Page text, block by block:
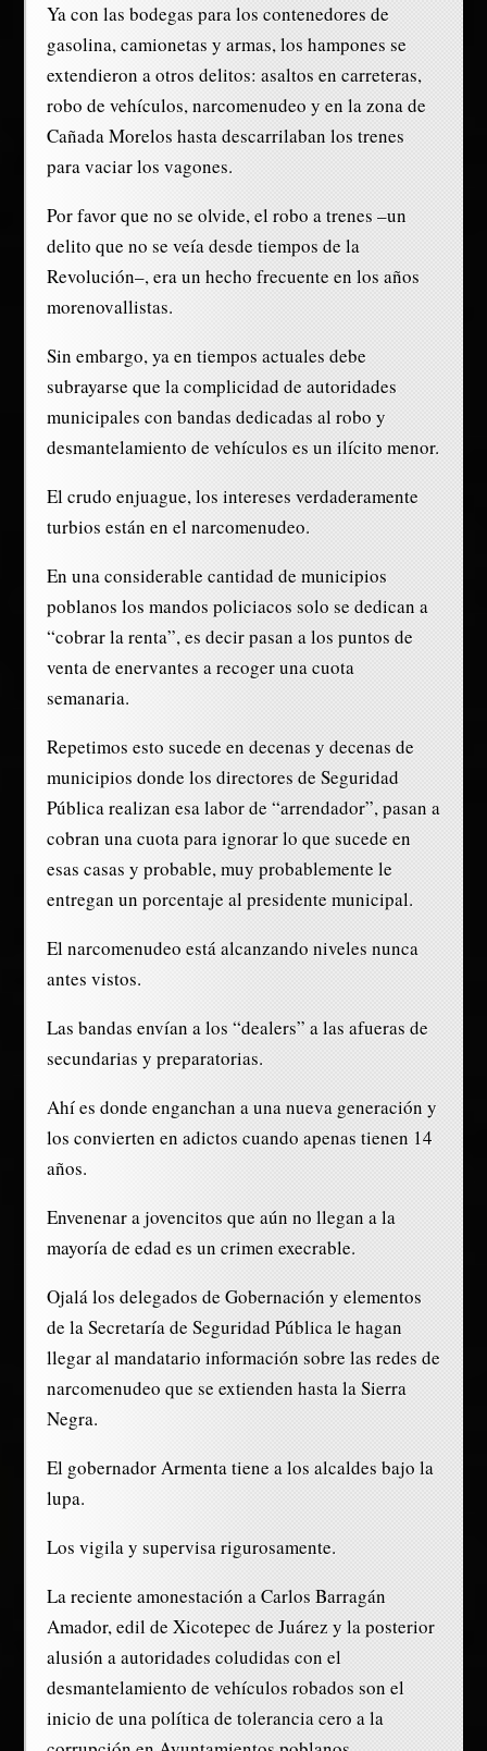
Ya con las bodegas para los contenedores de
gasolina, camionetas y armas, los hampones se
extendieron a otros delitos: asaltos en carreteras,
robo de vehículos, narcomenudeo y en la zona de
Cañada Morelos hasta descarrilaban los trenes
para vaciar los vagones.
Por favor que no se olvide, el robo a trenes –un
delito que no se veía desde tiempos de la
Revolución–, era un hecho frecuente en los años
morenovallistas.
Sin embargo, ya en tiempos actuales debe
subrayarse que la complicidad de autoridades
municipales con bandas dedicadas al robo y
desmantelamiento de vehículos es un ilícito menor.
El crudo enjuague, los intereses verdaderamente
turbios están en el narcomenudeo.
En una considerable cantidad de municipios
poblanos los mandos policiacos solo se dedican a
“cobrar la renta”, es decir pasan a los puntos de
venta de enervantes a recoger una cuota
semanaria.
Repetimos esto sucede en decenas y decenas de
municipios donde los directores de Seguridad
Pública realizan esa labor de “arrendador”, pasan a
cobran una cuota para ignorar lo que sucede en
esas casas y probable, muy probablemente le
entregan un porcentaje al presidente municipal.
El narcomenudeo está alcanzando niveles nunca
antes vistos.
Las bandas envían a los “dealers” a las afueras de
secundarias y preparatorias.
Ahí es donde enganchan a una nueva generación y
los convierten en adictos cuando apenas tienen 14
años.
Envenenar a jovencitos que aún no llegan a la
mayoría de edad es un crimen execrable.
Ojalá los delegados de Gobernación y elementos
de la Secretaría de Seguridad Pública le hagan
llegar al mandatario información sobre las redes de
narcomenudeo que se extienden hasta la Sierra
Negra.
El gobernador Armenta tiene a los alcaldes bajo la
lupa.
Los vigila y supervisa rigurosamente.
La reciente amonestación a Carlos Barragán
Amador, edil de Xicotepec de Juárez y la posterior
alusión a autoridades coludidas con el
desmantelamiento de vehículos robados son el
inicio de una política de tolerancia cero a la